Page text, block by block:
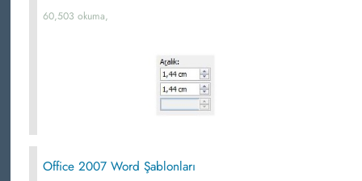
60,503 okuma,
Office 2007 Word Şablonları